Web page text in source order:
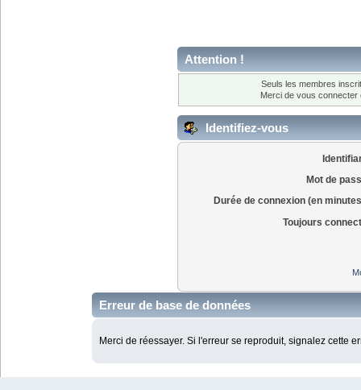
Attention !
Seuls les membres
Merci de vous
Identifiez-vous
Mot de
Durée de connexion (en
Toujours
Erreur de base de données
Merci de réessayer. Si l'erreur se reproduit, signalez cette